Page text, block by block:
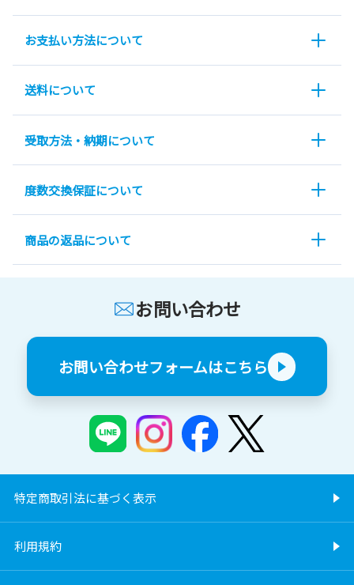
お支払い方法について
送料について
受取方法・納期について
度数交換保証について
商品の返品について
お問い合わせ
お問い合わせフォームはこちら
特定商取引法に基づく表示
利用規約